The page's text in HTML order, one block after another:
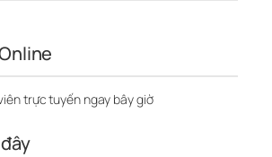
trực tuyến ngay bây giờ